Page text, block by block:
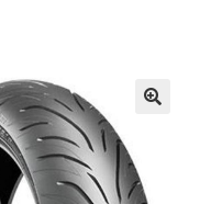
menu